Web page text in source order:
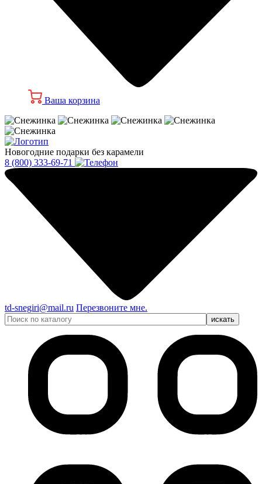
Ваша корзина
Новогодние подарки без карамели
8 (800) 333-69-71
td-snegiri@mail.ru Перезвоните мне.